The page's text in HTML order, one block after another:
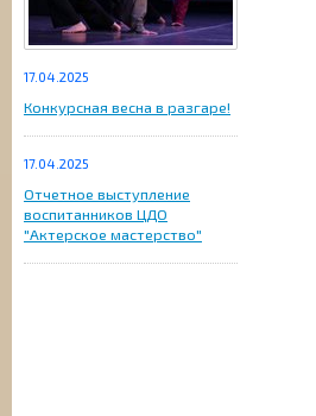
17.04.2025
Конкурсная весна в разгаре!
17.04.2025
Отчетное выступление
воспитанников ЦДО
"Актерское мастерство"